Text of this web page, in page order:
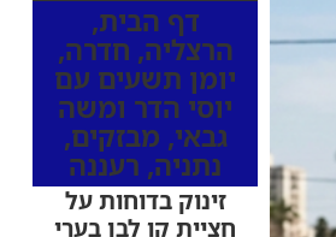
דף הבית,
הרצליה,חדרה,
יומן תשעים עם
יוסי הדר ומשה
גבאי,מבזקים,
נתניה,רעננה
זינוק בדוחות על
חציית קו לבן בערי